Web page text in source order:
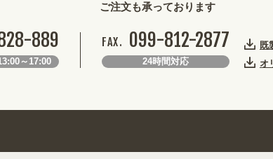
ご注文も承っております
889
～17:00
FAX. 099-812-2877
24時間対応
既
オ